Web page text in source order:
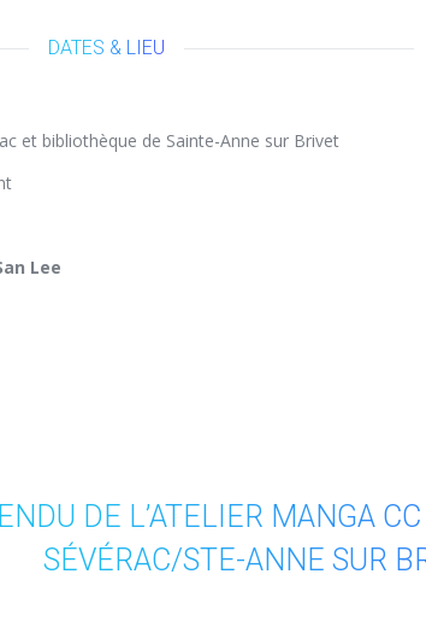
DATES & LIEU
et bibliothèque de Sainte-Anne sur Brivet
Lee
DE L’ATELIER MANGA
SÉVÉRAC/STE-ANNE SUR